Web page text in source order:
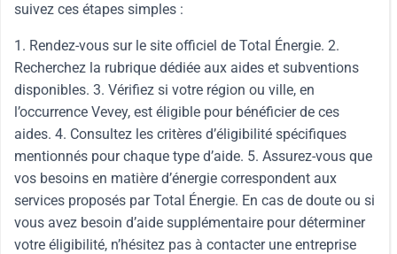
suivez ces étapes simples :
1. Rendez-vous sur le site officiel de Total Énergie. 2.
Recherchez la rubrique dédiée aux aides et subventions
disponibles. 3. Vérifiez si votre région ou ville, en
l’occurrence Vevey, est éligible pour bénéficier de ces
aides. 4. Consultez les critères d’éligibilité spécifiques
mentionnés pour chaque type d’aide. 5. Assurez-vous que
vos besoins en matière d’énergie correspondent aux
services proposés par Total Énergie. En cas de doute ou si
vous avez besoin d’aide supplémentaire pour déterminer
votre éligibilité, n’hésitez pas à contacter une entreprise